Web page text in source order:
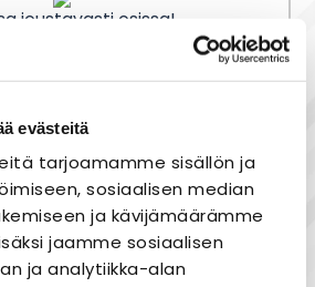
evästeitä
tarjoamamme sisällön ja
sosiaalisen median
ja kävijämäärämme
jaamme sosiaalisen
ja analytiikka-alan
joustavasti osissa!
valikoima
toimitus
maksutavat